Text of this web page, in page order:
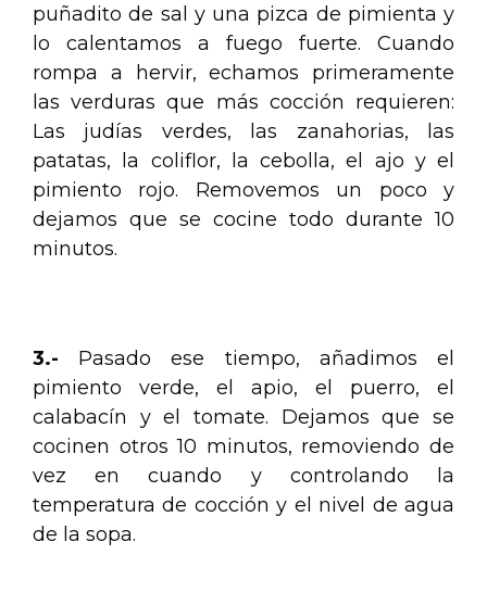
puñadito de sal y una pizca de pimienta y
lo calentamos a fuego fuerte. Cuando
rompa a hervir, echamos primeramente
las verduras que más cocción requieren:
Las judías verdes, las zanahorias, las
patatas, la coliflor, la cebolla, el ajo y el
pimiento rojo. Removemos un poco y
dejamos que se cocine todo durante 10
minutos.
3.- Pasado ese tiempo, añadimos el
pimiento verde, el apio, el puerro, el
calabacín y el tomate. Dejamos que se
cocinen otros 10 minutos, removiendo de
vez en cuando y controlando la
temperatura de cocción y el nivel de agua
de la sopa.